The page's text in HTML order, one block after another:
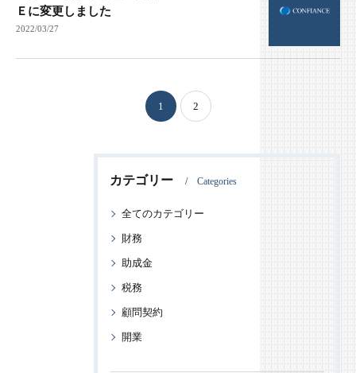
Ｅに変更しました
2022/03/27
1 2
カテゴリー Categories
全てのカテゴリー
財務
助成金
税務
顧問契約
開業